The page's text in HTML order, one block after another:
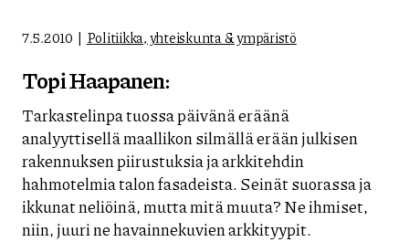
7.5.2010 Politiikka, yhteiskunta & ympäristö
Topi Haapanen:
Tarkastelinpa tuossa päivänä eräänä
analyyttisellä maallikon silmällä erään julkisen
rakennuksen piirustuksia ja arkkitehdin
hahmotelmia talon fasadeista. Seinät suorassa ja
ikkunat neliöinä, mutta mitä muuta? Ne ihmiset,
niin, juuri ne havainnekuvien arkkityypit.